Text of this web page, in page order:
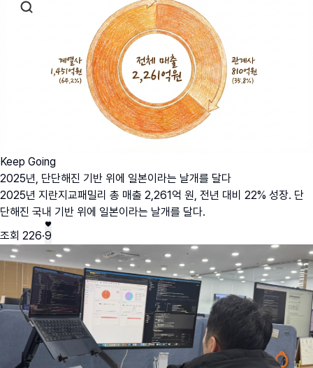
Keep Going
2025년, 단단해진 기반 위에 일본이라는 날개를 달다
2025년 지란지교패밀리 총 매출 2,261억 원, 전년 대비 22% 성장. 단
단해진 국내 기반 위에 일본이라는 날개를 달다.
조회 226·9